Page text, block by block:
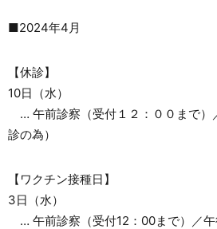
■2024年4月
【休診】
10日（水）
… 午前診察（受付１２：００まで）
診の為）
【ワクチン接種日】
3日（水）
… 午前診察（受付12：00まで）／